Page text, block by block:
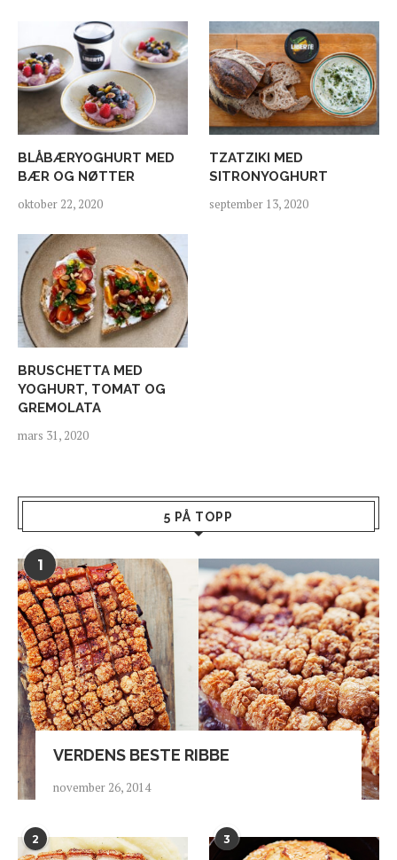
BLÅBÆRYOGHURT MED
BÆR OG NØTTER
oktober 22, 2020
TZATZIKI MED
SITRONYOGHURT
september 13, 2020
BRUSCHETTA MED
YOGHURT, TOMAT OG
GREMOLATA
mars 31, 2020
5 PÅ TOPP
1
VERDENS BESTE RIBBE
november 26, 2014
2 3